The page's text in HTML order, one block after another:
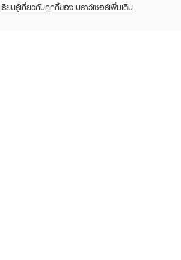
เรียนรู้เกี่ยวกับคุกกี้ของเบราว์เซอร์เพิ่มเติม